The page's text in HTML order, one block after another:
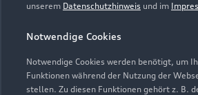
unserem Datenschutzhinweis und im
Notwendige Cookies
Notwendige Cookies werden benötigt, um
Funktionen während der Nutzung der
stellen. Zu diesen Funktionen gehört z. B.
Öffnungszeiten
Verkauf